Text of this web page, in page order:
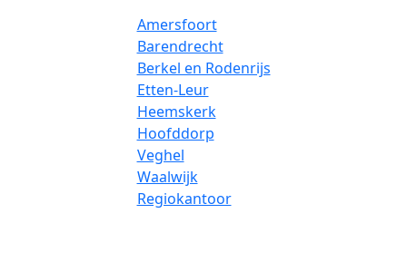
Amersfoort
Barendrecht
Berkel en Rodenrijs
Etten-Leur
Heemskerk
Hoofddorp
Veghel
Waalwijk
Regiokantoor